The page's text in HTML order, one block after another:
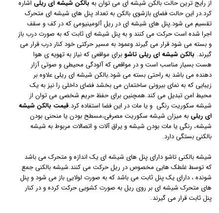
از رایج ترین حالت بالکن شیشه ای می توان به بالکن شیشه ای ریلی اشاره
کرد.در این حالت فضای بازشوی بالکن به تعداد پنل های شیشه ای متحرک
تقسیم می شود.پنل های شیشه ای در ریل آلومینیومی که در کف و سقف
اجرا شده است حرکت می کنند و به پنل شیشه ای ثابتکه به صورت درب باز
و بسته می شود قرار می گیرند وعمود به مسیر حرکتی خود کنار درب قرار می
گیرند. بالکن شیشه ای ریلی تاشوبرای مواقعی که نیاز به تهویه ی هوا
هست بسیار مناسب است و در مواقعی که آلودگی محیطی و صوتی آزار
دهنده می باشد به راحتی بسته می شود.بالکن شیشه ای ریلی علاوه بر
زیبایی که به نمای بیرونی ساختمان می بخشد فضای داخلی را نیز به یک
محیط امن تبدیل می کند.همچنین برای حفظ حریم شخصی می توان از
شیشه سکوریت رنگی و یا مات در این فضا استفاده کرد.قیمت بالکن شیشه
ای ریلی به میزان شیشه سکوریت مصرفی،مسطح بودن یا منحنی بودن
شیشه، رنگی یا مات بودن شیشه و یراق آلات و اتصالات مربوط به شیشه
بالکنی بستگی دارد.
شیشه بالکنی تاشو دارای پنل های شیشه ای یک اندازه و متحرک می باشد
که توسط غلطک هایی مخصوص در ریل حرکت می کنند.شیشه بالکنی جمع
شونده ، دارای یک پنل ثابت می باشد که به صورت لولایی باز می شود و پنل
های متحرک شیشه ای بر روی ریل به صورت کشویی حرکت کرده و در کنار
پنل ثابت قرار می گیرند.